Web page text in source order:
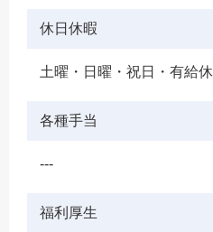
休日休暇
土曜・日曜・祝日・有給
各種手当
---
福利厚生